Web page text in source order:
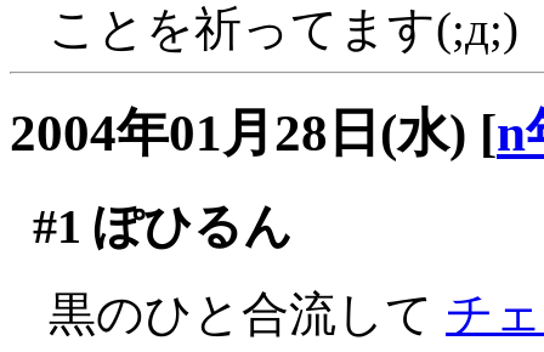
ことを祈ってます(;д;)
2004年01月28日(水) [n
#1 ぽひるん
黒のひと合流して チ